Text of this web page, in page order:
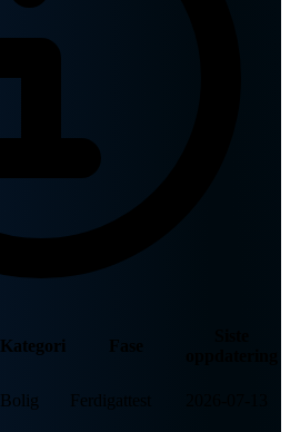
Kategori
Bolig Ferdigattest